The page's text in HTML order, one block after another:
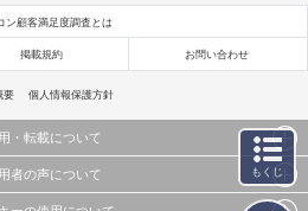
ン顧客満足度調査とは
掲載規約 お問い合わせ
要 個人情報保護方針
・転載について
真、イラスト、画像データ等）及びこれらの配置・
者の声について もくじ